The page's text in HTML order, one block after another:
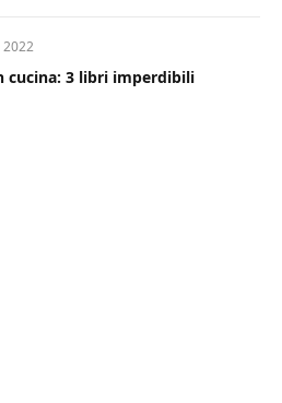
2022
cucina: 3 libri imperdibili